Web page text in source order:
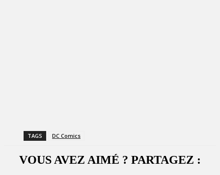
TAGS DC Comics
VOUS AVEZ AIMÉ ? PARTAGEZ :